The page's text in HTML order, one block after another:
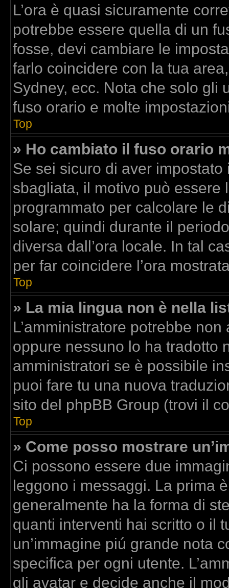
L’ora è quasi sicuramente
potrebbe essere quella di un
fosse, devi cambiare le
farlo coincidere con la tua
Sydney, ecc. Nota che solo gli
fuso orario e molte
Top
» Ho cambiato il fuso orario
Se sei sicuro di aver
sbagliata, il motivo può essere
programmato per calcolare le
solare; quindi durante il
diversa dall’ora locale. In tal
per far coincidere l’ora
Top
» La mia lingua non è nella
L’amministratore potrebbe
oppure nessuno lo ha tradotto
amministratori se è possibile
puoi fare tu una nuova
sito del phpBB Group (trovi il
Top
» Come posso mostrare
Ci possono essere due
leggono i messaggi. La prima
generalmente ha la forma di
quanti interventi hai scritto o il
un’immagine piú grande nota
specifica per ogni utente.
gli avatar e decide anche il